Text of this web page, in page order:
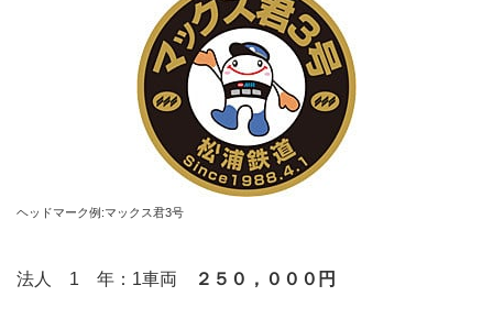
ヘッドマーク例:マックス君3号
法人 1 年：1車両 ２５０，０００円